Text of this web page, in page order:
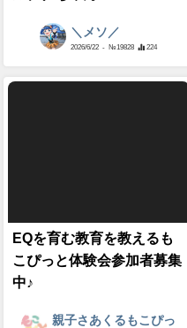
＼メソ／
2026/6/22 - №19828 224
EQを育む教育を教えるも
こぴっと体験会参加者募集
中♪
親子さあくるもこぴっ